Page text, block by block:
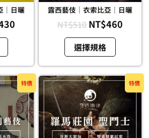
｜日曬
可
在
產
頁
面
選
選
項
露西藝伎｜衣索比亞｜日曬
NT$510 NT$460
選擇規格
可
在
產
頁
面
選
選
項
特價
。
目
前
價
格：
NT$600。
此
品
有
多
特價
原
始
價
格：
NT$700。
目
前
格：
此
品
有
多